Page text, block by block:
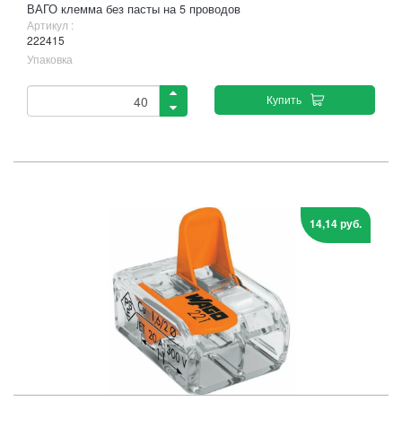
ВАГО клемма без пасты на 5 проводов
Артикул :
222415
Упаковка
Купить
14,14 руб.